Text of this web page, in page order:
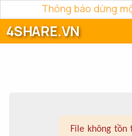
Thông báo dừng
4SHARE.VN
File không tồn